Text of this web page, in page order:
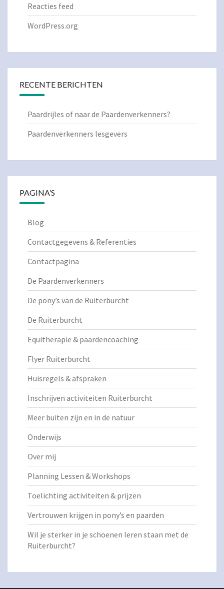
Reacties feed
WordPress.org
RECENTE BERICHTEN
Paardrijles of naar de Paardenverkenners?
Paardenverkenners lesgevers
PAGINA’S
Blog
Contactgegevens & Referenties
Contactpagina
De Paardenverkenners
De pony’s van de Ruiterburcht
De Ruiterburcht
Equitherapie & paardencoaching
Flyer Ruiterburcht
Huisregels & afspraken
Inschrijven activiteiten Ruiterburcht
Meer buiten zijn en in de natuur
Onderwijs
Over mij
Planning Lessen & Workshops
Toelichting activiteiten & prijzen
Vertrouwen krijgen in pony’s en paarden
Wil je sterker in je schoenen leren staan met de
Ruiterburcht?